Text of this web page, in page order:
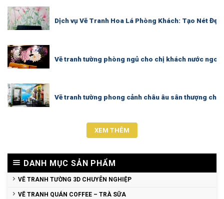
Dịch vụ Vẽ Tranh Hoa Lá Phòng Khách: Tạo Nét
Vẽ tranh tường phòng ngủ cho chị khách nước
Vẽ tranh tường phong cảnh châu âu sân thượng cho
XEM THÊM
DANH MỤC SẢN PHẨM
VẼ TRANH TƯỜNG 3D CHUYÊN NGHIỆP
VẼ TRANH QUÁN COFFEE – TRÀ SỮA